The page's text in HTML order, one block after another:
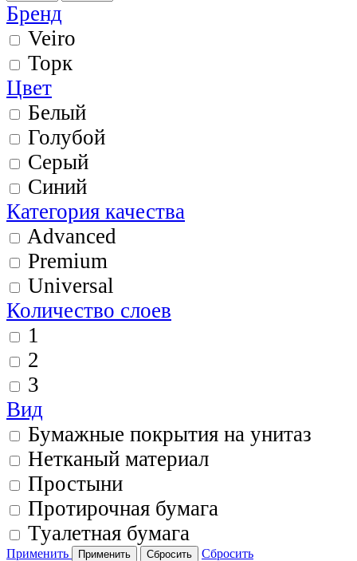
Бренд
Veiro
Торк
Цвет
Белый
Голубой
Серый
Синий
Категория качества
Advanced
Premium
Universal
Количество слоев
1
2
3
Вид
Бумажные покрытия на унитаз
Нетканый материал
Простыни
Протирочная бумага
Туалетная бумага
Применить Сбросить